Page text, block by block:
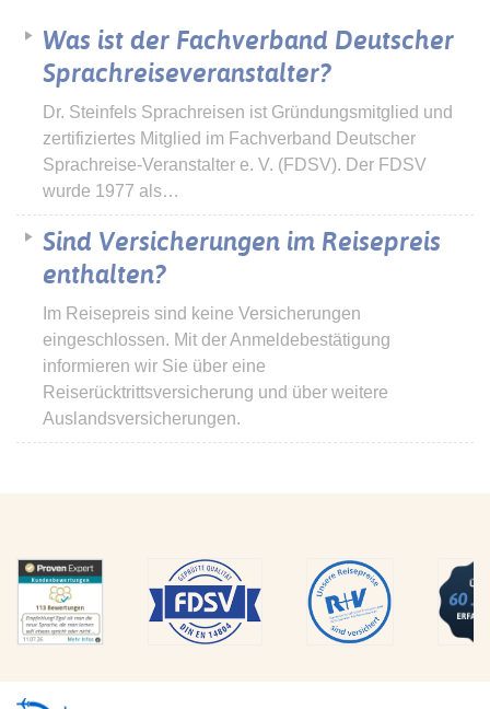
Was ist der Fachverband Deutscher
Sprachreiseveranstalter?
Dr. Steinfels Sprachreisen ist Gründungsmitglied und
zertifiziertes Mitglied im Fachverband Deutscher
Sprachreise-Veranstalter e. V. (FDSV). Der FDSV
wurde 1977 als…
Sind Versicherungen im Reisepreis
enthalten?
Im Reisepreis sind keine Versicherungen
eingeschlossen. Mit der Anmeldebestätigung
informieren wir Sie über eine
Reiserücktrittsversicherung und über weitere
Auslandsversicherungen.